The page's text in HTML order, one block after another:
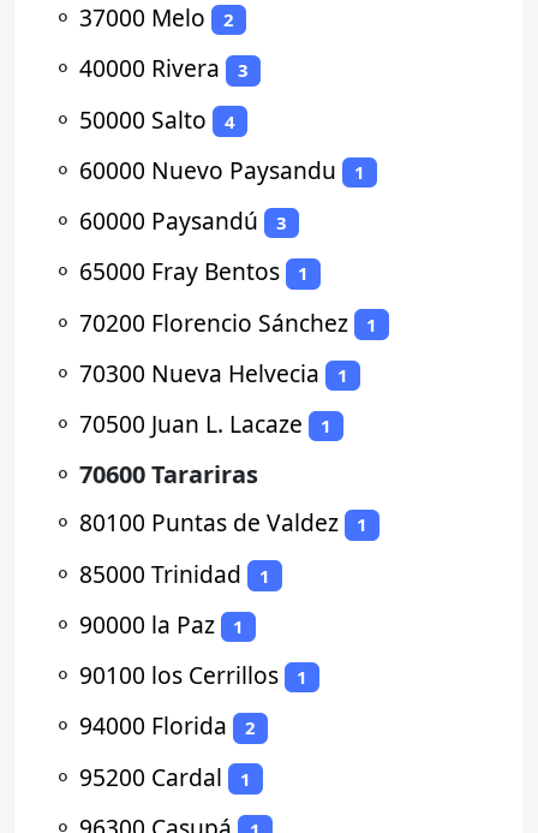
⚬ 37000 Melo 2
⚬ 40000 Rivera 3
⚬ 50000 Salto 4
⚬ 60000 Nuevo Paysandu 1
⚬ 60000 Paysandú 3
⚬ 65000 Fray Bentos 1
⚬ 70200 Florencio Sánchez 1
⚬ 70300 Nueva Helvecia 1
⚬ 70500 Juan L. Lacaze 1
⚬ 70600 Tarariras
⚬ 80100 Puntas de Valdez 1
⚬ 85000 Trinidad 1
⚬ 90000 la Paz 1
⚬ 90100 los Cerrillos 1
⚬ 94000 Florida 2
⚬ 95200 Cardal 1